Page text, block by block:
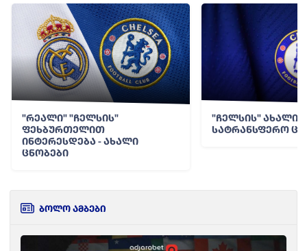
"რეალი" "ჩელსის"
ფეხბურთელით
ინტერესდება - ახალი
ცნობები
"ჩელსის" ახალი
სატრანსფერო
ბოლო ამბები